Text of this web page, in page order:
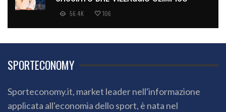
56.4K 106
SPORTECONOMY
Sporteconomy.it, market leader nell'informazione
applicata all'economia dello sport, è nata nel